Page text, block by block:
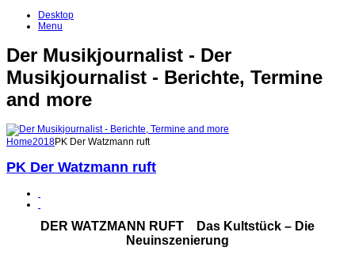
Desktop
Menu
Der Musikjournalist - Der
Musikjournalist - Berichte, Termine
and more
Home2018PK Der Watzmann ruft
PK Der Watzmann ruft
DER WATZMANN RUFT Das Kultstück – Die
Neuinszenierung